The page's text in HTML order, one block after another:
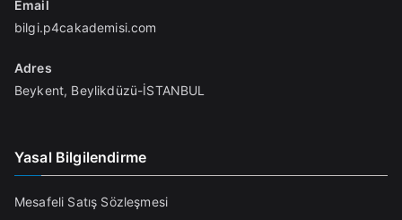
Email
bilgi.p4cakademisi.com
Adres
Beykent, Beylikdüzü-İSTANBUL
Yasal Bilgilendirme
Mesafeli Satış Sözleşmesi